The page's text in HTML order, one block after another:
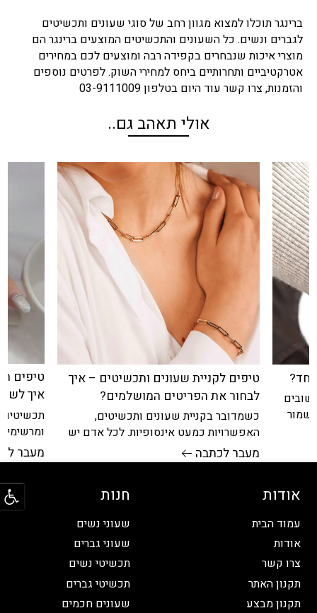
ברינגר תוכלו למצוא מגוון רחב של סוגי שעונים ותכשיטים
לגברים ונשים. כל השעונים והתכשיטים המוצעים ברינגר הם
מוצרי איכות שנבחרים בקפידה רבה ומוצעים לכם במחירים
אטרקטיביים ותחרותיים ביחס למחירי השוק. לפרטים נוספים
והזמנות, צרו קשר עוד היום בטלפון 03-9111009
טיפים לקניית שעונים ותכשיטים – איך
לבחור את הפריטים המושלמים?
כשמדובר בקניית שעונים ותכשיטים,
האפשרויות כמעט אינסופיות. לכל אדם יש
את הסגנון וההעדפות האישיות שלו, ולכן
חשוב לדעת מה לחפש,
מעבר לכתבה
טיפים
איך
תכשיטים
להעניק
מעבר
אודות
עמוד הבית
אודות
צרו קשר
תקנון האתר
תקנון מבצע
חנות
שעוני נשים
שעוני גברים
תכשיטי נשים
תכשיטי גברים
שעונים חכמים